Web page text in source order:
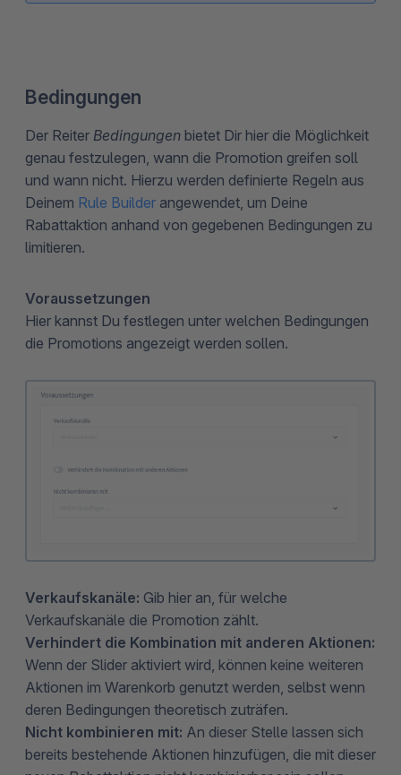
Bedingungen
Der Reiter Bedingungen bietet Dir hier die Möglichkeit
genau festzulegen, wann die Promotion greifen soll
und wann nicht. Hierzu werden definierte Regeln aus
Deinem Rule Builder angewendet, um Deine
Rabattaktion anhand von gegebenen Bedingungen zu
limitieren.
Voraussetzungen
Hier kannst Du festlegen unter welchen Bedingungen
die Promotions angezeigt werden sollen.
Verkaufskanäle: Gib hier an, für welche
Verkaufskanäle die Promotion zählt.
Verhindert die Kombination mit anderen Aktionen:
Wenn der Slider aktiviert wird, können keine weiteren
Aktionen im Warenkorb genutzt werden, selbst wenn
deren Bedingungen theoretisch zuträfen.
Nicht kombinieren mit: An dieser Stelle lassen sich
bereits bestehende Aktionen hinzufügen, die mit dieser